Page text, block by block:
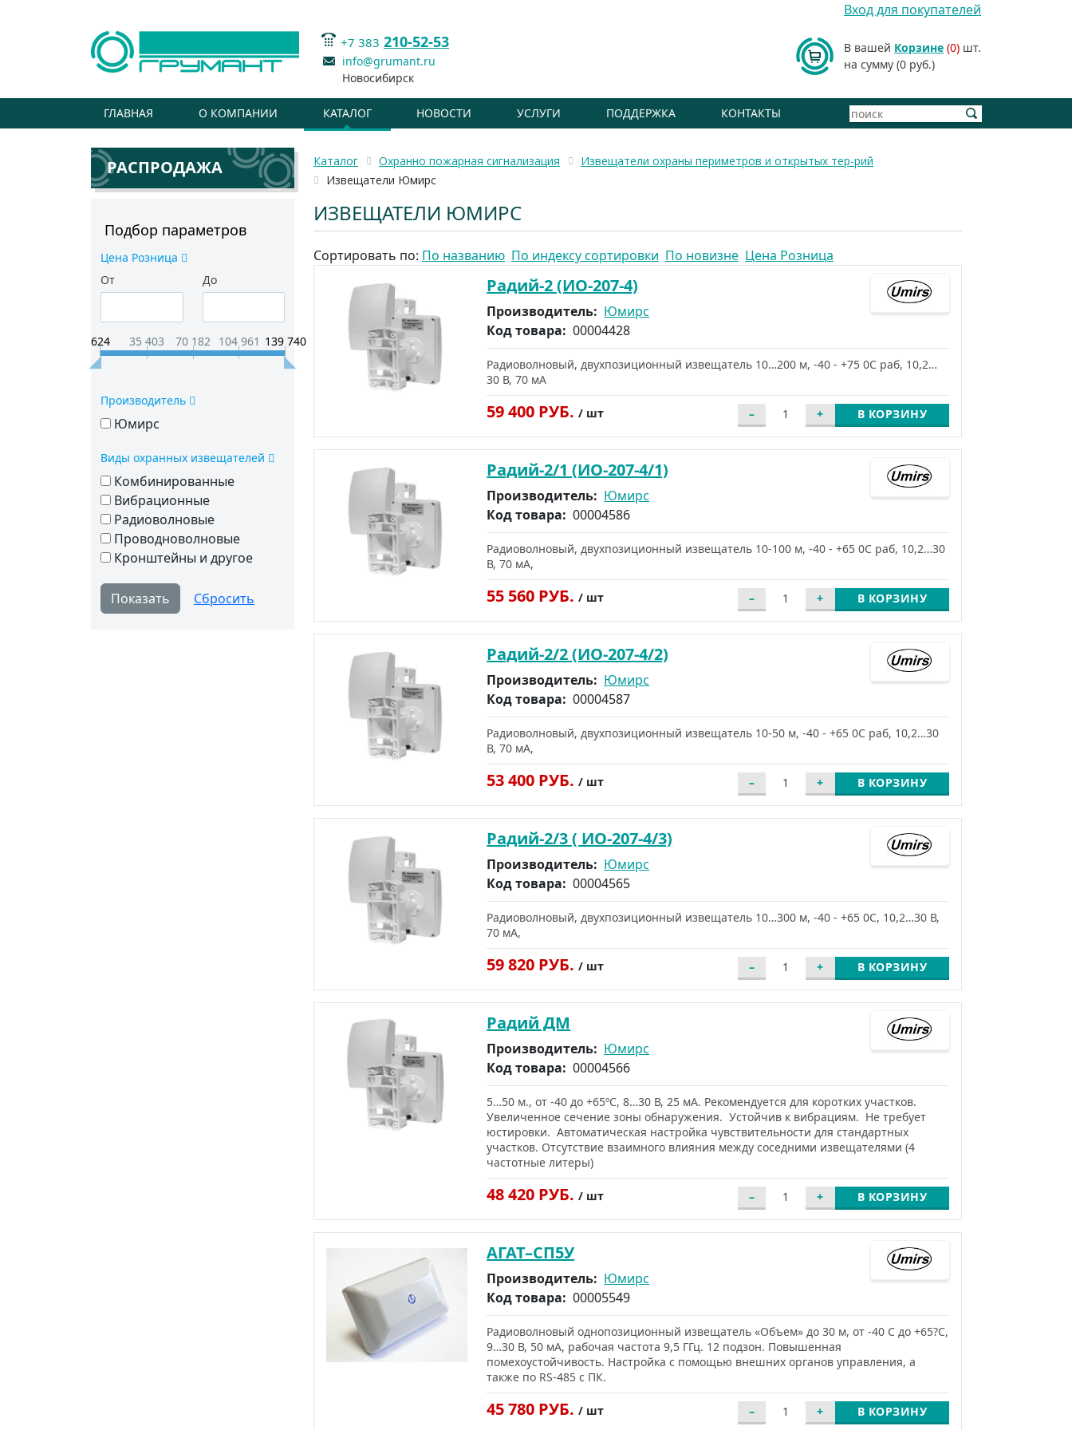
Вход для покупателей
+7 383 210-52-53
info@grumant.ru
Новосибирск
В вашей Корзине (0) шт.
на сумму (0 руб.)
ГЛАВНАЯ О КОМПАНИИ КАТАЛОГ НОВОСТИ УСЛУГИ ПОДДЕРЖКА КОНТАКТЫ
РАСПРОДАЖА
Подбор параметров
Цена Розница
От
До
624 35 403 70 182 104 961 139 740
Производитель
Юмирс
Виды охранных извещателей
Комбинированные
Вибрационные
Радиоволновые
Проводноволновые
Кронштейны и другое
Каталог Охранно пожарная сигнализация
Извещатели охраны периметров и открытых тер-рий
Извещатели Юмирс
ИЗВЕЩАТЕЛИ ЮМИРС
Сортировать по: По названию По индексу сортировки По новизне Цена Розница
Радий-2 (ИО-207-4)
Производитель: Юмирс
Код товара: 00004428
Радиоволновый, двухпозиционный извещатель 10…200 м, -40 - +75 0С раб, 10,2…
30 В, 70 мА
59 400 РУБ./ шт В КОРЗИНУ
Радий-2/1 (ИО-207-4/1)
Производитель: Юмирс
Код товара: 00004586
Радиоволновый, двухпозиционный извещатель 10-100 м, -40 - +65 0С раб, 10,2…30
В, 70 мА,
55 560 РУБ./ шт В КОРЗИНУ
Радий-2/2 (ИО-207-4/2)
Производитель: Юмирс
Код товара: 00004587
Радиоволновый, двухпозиционный извещатель 10-50 м, -40 - +65 0С раб, 10,2…30
В, 70 мА,
53 400 РУБ./ шт В КОРЗИНУ
Радий-2/3 ( ИО-207-4/3)
Производитель: Юмирс
Код товара: 00004565
Радиоволновый, двухпозиционный извещатель 10…300 м, -40 - +65 0С, 10,2…30 В,
70 мА,
59 820 РУБ./ шт В КОРЗИНУ
Радий ДМ
Производитель: Юмирс
Код товара: 00004566
5…50 м., от -40 до +65ºС, 8…30 В, 25 мА. Рекомендуется для коротких участков.
Увеличенное сечение зоны обнаружения. Устойчив к вибрациям. Не требует
юстировки. Автоматическая настройка чувствительности для стандартных
участков. Отсутствие взаимного влияния между соседними извещателями (4
частотные литеры)
48 420 РУБ./ шт В КОРЗИНУ
АГАТ–СП5У
Производитель: Юмирс
Код товара: 00005549
Радиоволновый однопозиционный извещатель «Объем» до 30 м, от -40 С до +65?С,
9…30 В, 50 мА, рабочая частота 9,5 ГГц. 12 подзон. Повышенная
помехоустойчивость. Настройка с помощью внешних органов управления, а
также по RS-485 c ПК.
45 780 РУБ./ шт В КОРЗИНУ